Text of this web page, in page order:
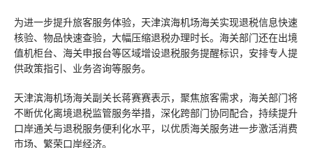
为进一步提升旅客服务体验，天津滨海机场海关实现退税信息快速
核验、物品快速查验，大幅压缩退税办理时长。海关部门还在出境
值机柜台、海关申报台等区域增设退税服务提醒标识，安排专人提
供政策指引、业务咨询等服务。
天津滨海机场海关副关长蒋赛赛表示，聚焦旅客需求，海关部门将
不断优化离境退税监管服务举措，深化跨部门协同配合，持续提升
口岸通关与退税服务便利化水平，以优质海关服务进一步激活消费
市场、繁荣口岸经济。